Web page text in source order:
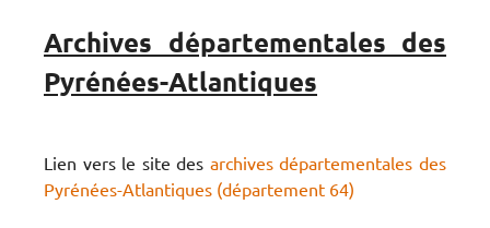
Archives départementales des
Pyrénées-Atlantiques
Lien vers le site des archives départementales des
Pyrénées-Atlantiques (département 64)